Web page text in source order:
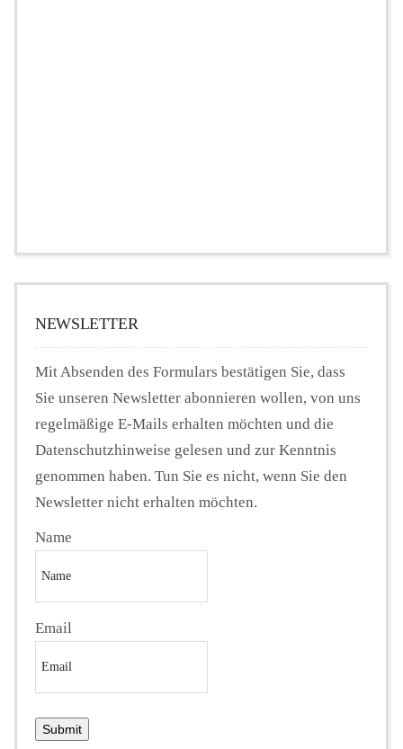
NEWSLETTER
Mit Absenden des Formulars bestätigen Sie, dass
Sie unseren Newsletter abonnieren wollen, von uns
regelmäßige E-Mails erhalten möchten und die
Datenschutzhinweise gelesen und zur Kenntnis
genommen haben. Tun Sie es nicht, wenn Sie den
Newsletter nicht erhalten möchten.
Name
Email